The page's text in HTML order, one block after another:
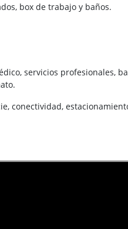
box de trabajo y baños.
servicios profesionales,
conectividad,